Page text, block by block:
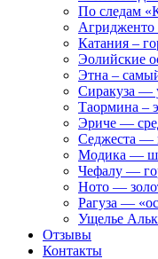
По следам
Катания –
Эолийские
Этна –
Сиракуза —
Таормина –
Эриче —
Седжеста —
Модика —
Чефалу —
Ното —
Рагуза —
Ущелье
Отзывы
Контакты